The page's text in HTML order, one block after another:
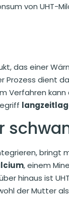
von UHT-
das einer
Prozess dient
Verfahren
bringt
, einem
hinaus ist
der Mutter